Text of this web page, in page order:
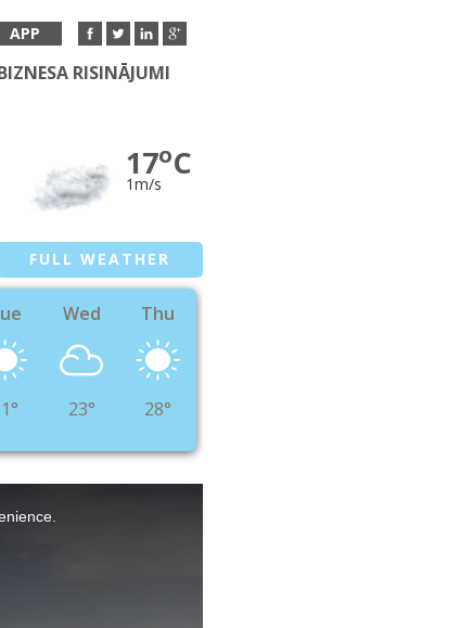
APP
RISINĀJUMI
17oC
1m/s
FULL WEATHER
Wed
23°
Thu
28°